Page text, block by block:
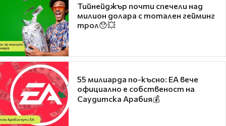
Тийнейджър почти спечели над
милион долара с тотален гейминг
трол😯💥
55 милиарда по-късно: EA вече
официално е собственост на
Саудитска Арабия💰